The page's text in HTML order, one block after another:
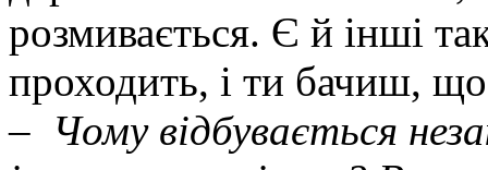
розмивається. Є й інші
проходить, і ти бачиш,
– Чому відбувається